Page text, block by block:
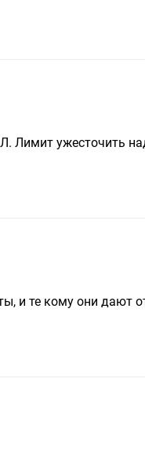
Лимит ужесточить
и те кому они дают